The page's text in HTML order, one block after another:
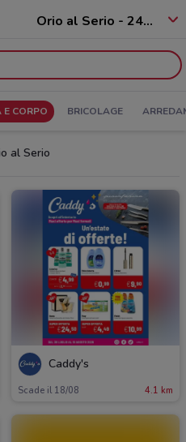
Orio al Serio - 24050
E CORPO BRICOLAGE
al Serio
Caddy's
Scade il 18/08 4.1 km